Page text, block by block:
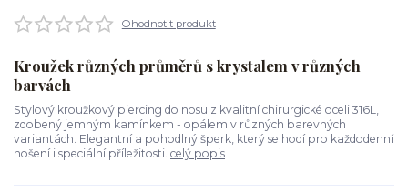
Ohodnotit produkt
Kroužek různých průměrů s krystalem v různých
barvách
Stylový kroužkový piercing do nosu z kvalitní chirurgické oceli 316L,
zdobený jemným kamínkem - opálem v různých barevných
variantách. Elegantní a pohodlný šperk, který se hodí pro každodenní
nošení i speciální příležitosti. celý popis